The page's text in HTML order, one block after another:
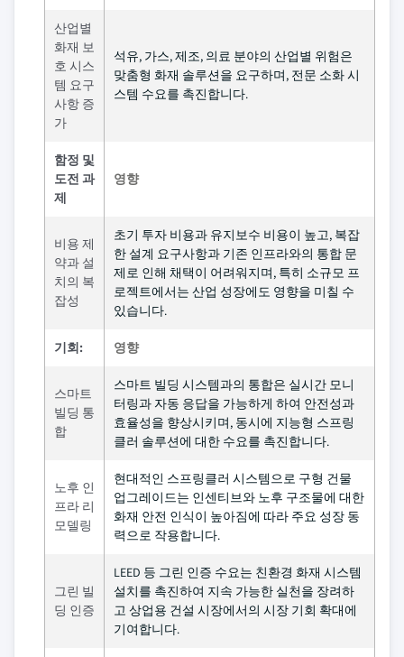
산업별
화재 보
호 시스
템 요구
사항 증
가
석유, 가스, 제조, 의료 분야의 산업별 위험은
맞춤형 화재 솔루션을 요구하며, 전문 소화 시
스템 수요를 촉진합니다.
함정 및
도전 과
제
영향
비용 제
약과 설
치의 복
잡성
초기 투자 비용과 유지보수 비용이 높고, 복잡
한 설계 요구사항과 기존 인프라와의 통합 문
제로 인해 채택이 어려워지며, 특히 소규모 프
로젝트에서는 산업 성장에도 영향을 미칠 수
있습니다.
기회: 영향
스마트
빌딩 통
합
스마트 빌딩 시스템과의 통합은 실시간 모니
터링과 자동 응답을 가능하게 하여 안전성과
효율성을 향상시키며, 동시에 지능형 스프링
클러 솔루션에 대한 수요를 촉진합니다.
노후 인
프라 리
모델링
현대적인 스프링클러 시스템으로 구형 건물
업그레이드는 인센티브와 노후 구조물에 대한
화재 안전 인식이 높아짐에 따라 주요 성장 동
력으로 작용합니다.
그린 빌
딩 인증
LEED 등 그린 인증 수요는 친환경 화재 시스템
설치를 촉진하여 지속 가능한 실천을 장려하
고 상업용 건설 시장에서의 시장 기회 확대에
기여합니다.